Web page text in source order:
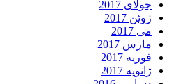
جولای 2017
ژوئن 2017
می 2017
مارس 2017
فوریه 2017
ژانویه 2017